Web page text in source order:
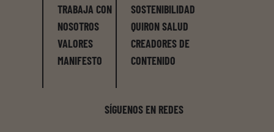
TRABAJA CON
NOSOTROS
VALORES
MANIFESTO
SOSTENIBILIDAD
QUIRON SALUD
CREADORES DE
CONTENIDO
SÍGUENOS EN REDES